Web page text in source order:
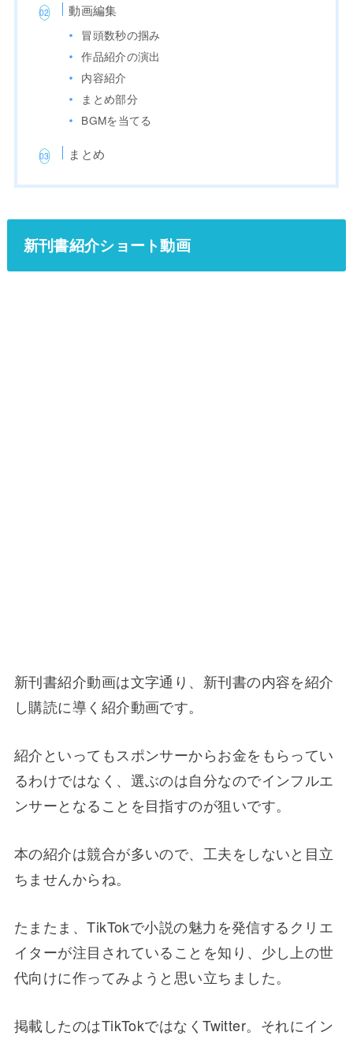
動画編集
冒頭数秒の掴み
作品紹介の演出
内容紹介
まとめ部分
BGMを当てる
まとめ
新刊書紹介ショート動画
新刊書紹介動画は文字通り、新刊書の内容を紹介
し購読に導く紹介動画です。
紹介といってもスポンサーからお金をもらってい
るわけではなく、選ぶのは自分なのでインフルエ
ンサーとなることを目指すのが狙いです。
本の紹介は競合が多いので、工夫をしないと目立
ちませんからね。
たまたま、TikTokで小説の魅力を発信するクリエ
イターが注目されていることを知り、少し上の世
代向けに作ってみようと思い立ちました。
掲載したのはTikTokではなくTwitter。それにイン